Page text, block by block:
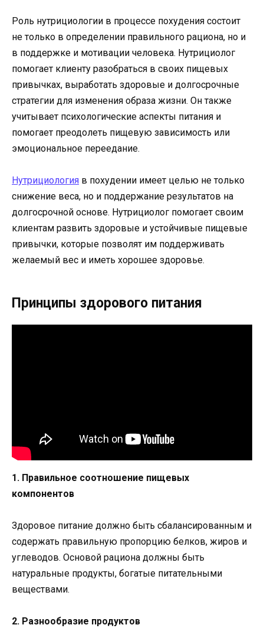
Роль нутрициологии в процессе похудения состоит
не только в определении правильного рациона, но и
в поддержке и мотивации человека. Нутрициолог
помогает клиенту разобраться в своих пищевых
привычках, выработать здоровые и долгосрочные
стратегии для изменения образа жизни. Он также
учитывает психологические аспекты питания и
помогает преодолеть пищевую зависимость или
эмоциональное переедание.
Нутрициология в похудении имеет целью не только
снижение веса, но и поддержание результатов на
долгосрочной основе. Нутрициолог помогает своим
клиентам развить здоровые и устойчивые пищевые
привычки, которые позволят им поддерживать
желаемый вес и иметь хорошее здоровье.
Принципы здорового питания
1. Правильное соотношение пищевых
компонентов
Здоровое питание должно быть сбалансированным и
содержать правильную пропорцию белков, жиров и
углеводов. Основой рациона должны быть
натуральные продукты, богатые питательными
веществами.
2. Разнообразие продуктов